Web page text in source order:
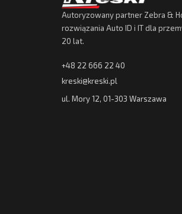
Autoryzowany partner Zebra &
rozwiązania Auto ID i IT dla
20 lat.
+48 22 666 22 40
kreski@kreski.pl
ul. Mory 12, 01-303 Warszawa